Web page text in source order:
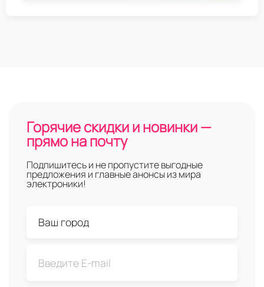
Горячие скидки и новинки —
прямо на почту
Подпишитесь и не пропустите выгодные
предложения и главные анонсы из мира
электроники!